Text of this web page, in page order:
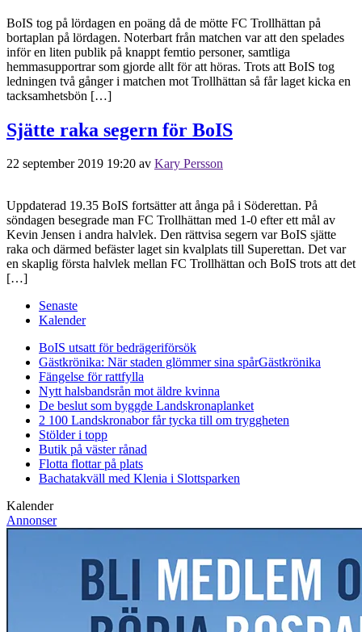
BoIS tog på lördagen en poäng då de mötte FC Trollhättan på
bortaplan på lördagen. Noterbart från matchen var att den spelades
inför en liten publik på knappt femtio personer, samtliga
hemmasupportrar som gjorde allt för att höras. Trots att BoIS tog
ledningen två gånger i matchen mot Trollhättan så får laget kicka en
tacksamhetsbön […]
Sjätte raka segern för BoIS
22 september 2019 19:20 av Kary Persson
Uppdaterad 19.35 BoIS fortsätter att ånga på i Söderettan. På
söndagen besegrade man FC Trollhättan med 1-0 efter ett mål av
Kevin Jensen i andra halvlek. Den rättvisa segern var BoIS sjätte
raka och därmed befäster laget sin kvalplats till Superettan. Det var
en skaplig första halvlek mellan FC Trollhättan och BoIS trots att det
[…]
Senaste
Kalender
BoIS utsatt för bedrägeriförsök
Gästkrönika: När staden glömmer sina spårGästkrönika
Fängelse för rattfylla
Nytt halsbandsrån mot äldre kvinna
De beslut som byggde Landskronaplanket
2 100 Landskronabor får tycka till om tryggheten
Stölder i topp
Butik på väster rånad
Flotta flottar på plats
Bachatakväll med Klenia i Slottsparken
Kalender
Annonser